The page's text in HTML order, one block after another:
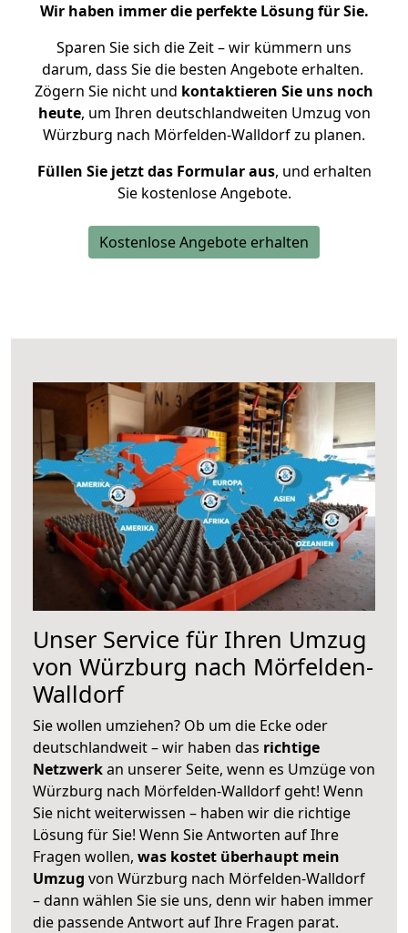
Wir haben immer die perfekte Lösung für Sie.
Sparen Sie sich die Zeit – wir kümmern uns
darum, dass Sie die besten Angebote erhalten.
Zögern Sie nicht und kontaktieren Sie uns noch
heute, um Ihren deutschlandweiten Umzug von
Würzburg nach Mörfelden-Walldorf zu planen.
Füllen Sie jetzt das Formular aus, und erhalten
Sie kostenlose Angebote.
Kostenlose Angebote erhalten
Unser Service für Ihren Umzug
von Würzburg nach Mörfelden-
Walldorf
Sie wollen umziehen? Ob um die Ecke oder
deutschlandweit – wir haben das richtige
Netzwerkan unserer Seite, wenn es Umzüge von
Würzburg nach Mörfelden-Walldorf geht! Wenn
Sie nicht weiterwissen – haben wir die richtige
Lösung für Sie! Wenn Sie Antworten auf Ihre
Fragen wollen, was kostet überhaupt mein
Umzug von Würzburg nach Mörfelden-Walldorf
– dann wählen Sie sie uns, denn wir haben immer
die passende Antwort auf Ihre Fragen parat.